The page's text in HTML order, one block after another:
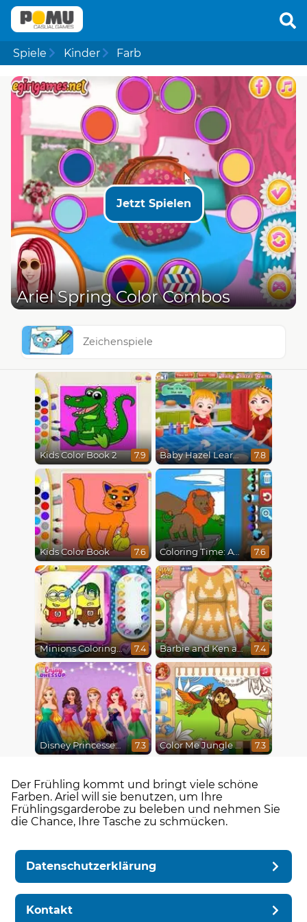
Spiele Kinder Farb
Jetzt Spielen
Ariel Spring Color Combos
Zeichenspiele
Kids Color Book 2 7.9 Baby Hazel Learns Colors 7.8
Kids Color Book 7.6 Coloring Time: Animals 7.6
Minions Coloring Book 7.4 Barbie and Ken a Perfect Christmas 7.4
Disney Princesses Rainbow Dresses 7.3 Color Me Jungle Animals 7.3
Der Frühling kommt und bringt viele schöne
Farben. Ariel will sie benutzen, um Ihre
Frühlingsgarderobe zu beleben und nehmen Sie
die Chance, Ihre Tasche zu schmücken.
Datenschutzerklärung
Kontakt